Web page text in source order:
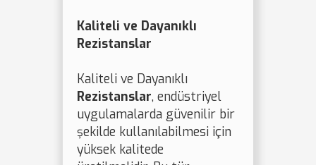
Kaliteli ve Dayanıklı
Rezistanslar
Kaliteli ve Dayanıklı
Rezistanslar, endüstriyel
uygulamalarda güvenilir bir
şekilde kullanılabilmesi için
yüksek kalitede